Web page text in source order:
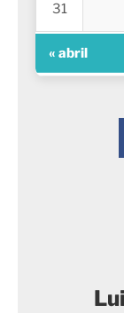
31
« abril